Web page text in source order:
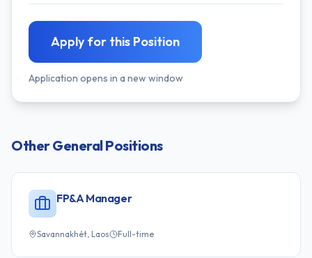
Apply for this Position
Application opens in a new window
OtherGeneralPositions
FP&A Manager
Savannakhét, Laos Full-time